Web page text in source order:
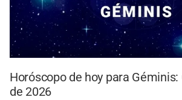
Horóscopo de hoy para
de 2026